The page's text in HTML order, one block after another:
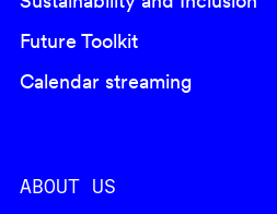
Future Toolkit
Calendar streaming
ABOUT US